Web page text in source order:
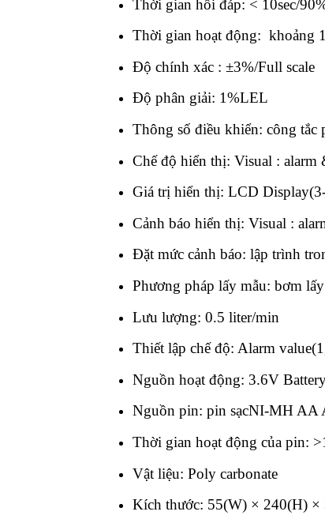
Thời gian hồi đáp: < 10sec/
Thời gian hoạt động: khoảng
Độ chính xác : ±3%/Full scale
Độ phân giải: 1%LEL
Thông số điều khiển: công tắc
Chế độ hiển thị: Visual :
Giá trị hiển thị: LCD
Cảnh báo hiển thị: Visual :
Đặt mức cảnh báo: lập trình
Phương pháp lấy mẫu: bơm
Lưu lượng: 0.5 liter/min
Thiết lập chế độ: Alarm
Nguồn hoạt động: 3.6V
Nguồn pin: pin sạcNI-MH AA
Thời gian hoạt động của pin:
Vật liệu: Poly carbonate
Kích thước: 55(W) × 240(H) ×